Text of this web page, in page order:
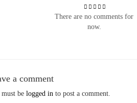
There are no comments for
now.
a comment
be logged into post a comment.